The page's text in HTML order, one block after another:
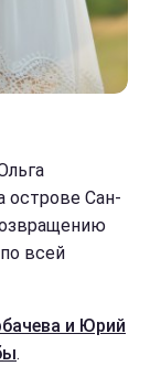
острове Сан-
всей
и Юрий
.